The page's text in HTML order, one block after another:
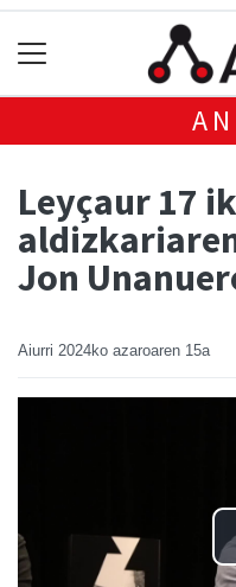
Leyçaur 17
Jon
Aiurri 2024ko azaroaren 15a